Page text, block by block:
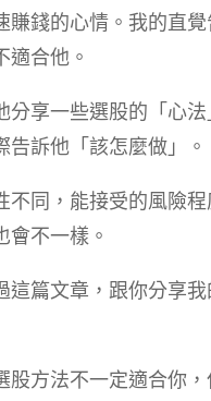
賺錢的心情。我的直
適合他。
分享一些選股的「心
告訴他「該怎麼做」。
不同，能接受的風險程
會不一樣。
這篇文章，跟你分享
股方法不一定適合你